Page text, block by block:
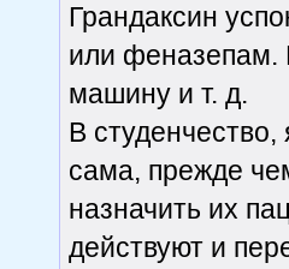
Грандаксин
или феназепам.
машину и т. д.
В
сама, прежде
назначить их
действуют и